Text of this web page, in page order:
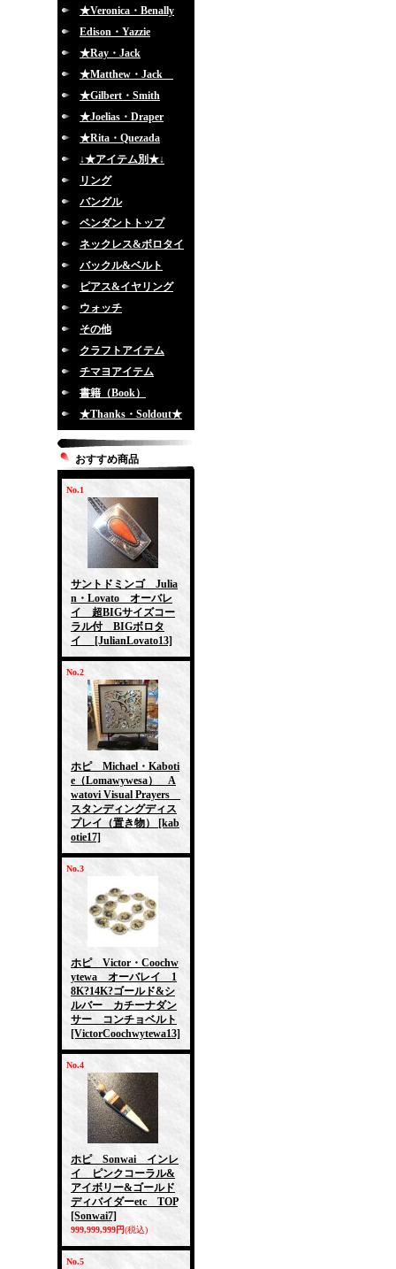
★Veronica・Benally
Edison・Yazzie
★Ray・Jack
★Matthew・Jack
★Gilbert・Smith
★Joelias・Draper
★Rita・Quezada
↓★アイテム別★↓
リング
バングル
ペンダントトップ
ネックレス&ボロタイ
バックル&ベルト
ピアス&イヤリング
ウォッチ
その他
クラフトアイテム
チマヨアイテム
書籍（Book）
★Thanks・Soldout★
おすすめ商品
No.1
サントドミンゴ Julia
n・Lovato オーバレ
イ 超BIGサイズコー
ラル付 BIGボロタ
イ
[JulianLovato13]
No.2
ホピ Michael・Kaboti
e（Lomawywesa） A
watovi Visual Prayers
スタンディングディス
プレイ（置き物）
[kab
otie17]
No.3
ホピ Victor・Coochw
ytewa オーバレイ 1
8K?14K?ゴールド&シ
ルバー カチーナダン
サー コンチョベルト
[VictorCoochwytewa13]
No.4
ホピ Sonwai インレ
イ ピンクコーラル&
アイボリー&ゴールド
ディバイダーetc TOP
[Sonwai7]
999,999,999円(税込)
No.5